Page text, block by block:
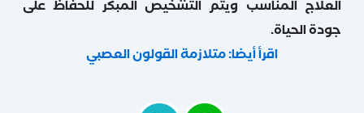
العلاج المناسب ويتم التشخيص المبكر للحفاظ على
جودة الحياة.
اقرأ أيضا: متلازمة القولون العصبي